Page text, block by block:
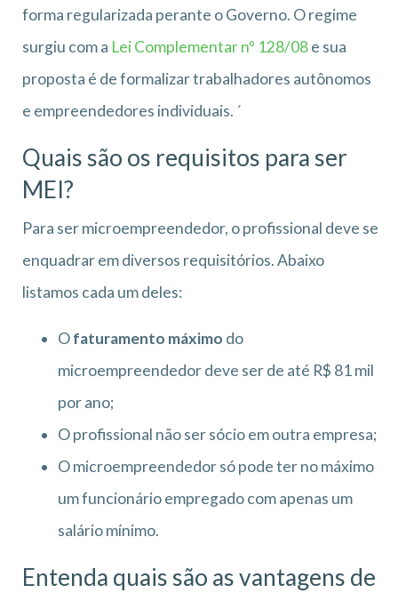
forma regularizada perante o Governo. O regime
surgiu com a Lei Complementar nº 128/08e sua
proposta é de formalizar trabalhadores autônomos
e empreendedores individuais. ´
Quais são os requisitos para ser
MEI?
Para ser microempreendedor, o profissional deve se
enquadrar em diversos requisitórios. Abaixo
listamos cada um deles:
Ofaturamento máximo do
microempreendedor deve ser de até R$ 81 mil
por ano;
O profissional não ser sócio em outra empresa;
O microempreendedor só pode ter no máximo
um funcionário empregado com apenas um
salário mínimo.
Entenda quais são as vantagens de